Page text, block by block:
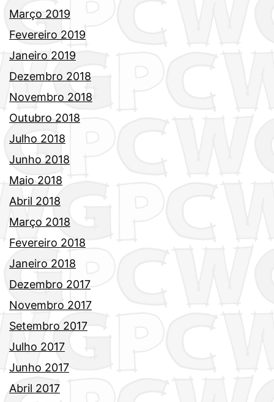
Março 2019
Fevereiro 2019
Janeiro 2019
Dezembro 2018
Novembro 2018
Outubro 2018
Julho 2018
Junho 2018
Maio 2018
Abril 2018
Março 2018
Fevereiro 2018
Janeiro 2018
Dezembro 2017
Novembro 2017
Setembro 2017
Julho 2017
Junho 2017
Abril 2017